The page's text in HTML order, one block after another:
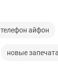
телефон айфон
новые